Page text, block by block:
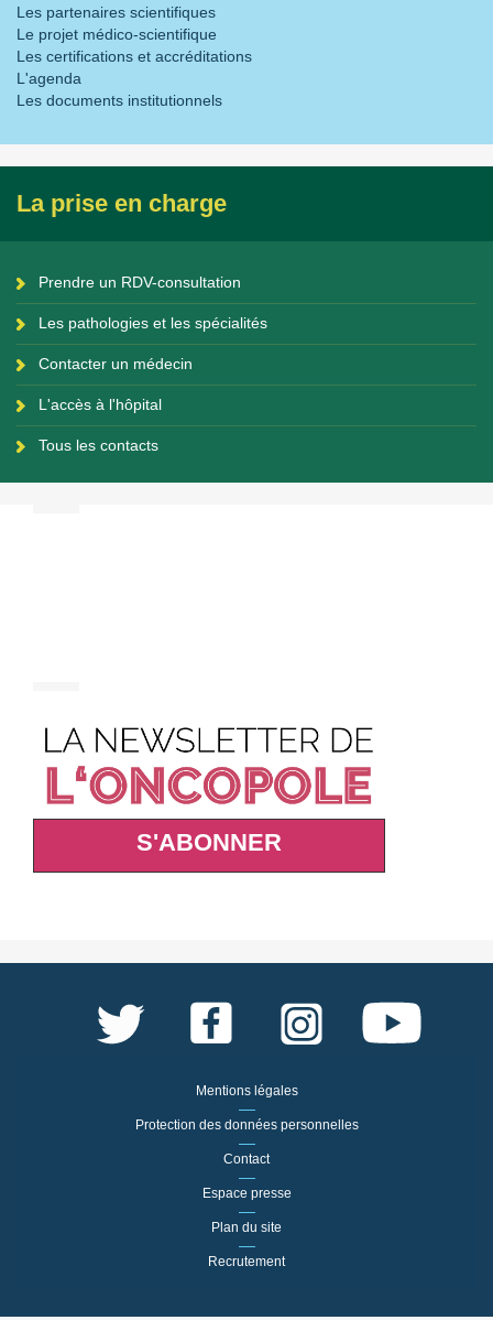
Les partenaires scientifiques
Le projet médico-scientifique
Les certifications et accréditations
L'agenda
Les documents institutionnels
La prise en charge
Prendre un RDV-consultation
Les pathologies et les spécialités
Contacter un médecin
L'accès à l'hôpital
Tous les contacts
S'ABONNER
Mentions légales
Protection des données personnelles
Contact
Espace presse
Plan du site
Recrutement